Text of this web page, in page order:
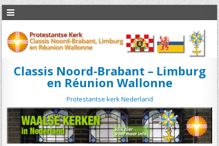
Classis Noord-Brabant – Limburg
en Réunion Wallonne
Protestantse kerk Nederland